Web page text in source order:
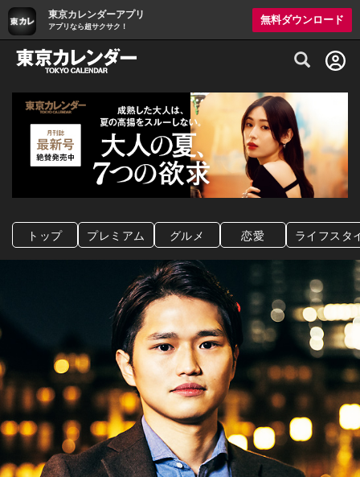
東京カレンダーアプリ
アプリなら超サクサク！
無料ダウンロード
グルメ情報・プレミアムレストラン予約
トップ プレミアム グルメ 恋愛 ライフスタ